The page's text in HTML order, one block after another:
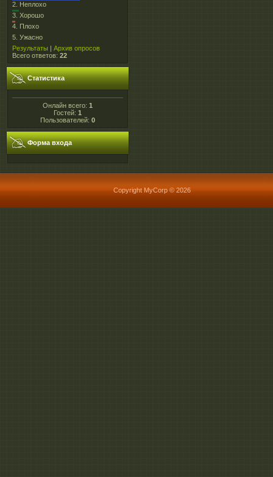
2. Неплохо
3. Хорошо
4. Плохо
5. Ужасно
Результаты | Архив опросов
Всего ответов: 22
Статистика
Онлайн всего: 1
Гостей: 1
Пользователей: 0
Форма входа
Copyright MyCorp © 2026